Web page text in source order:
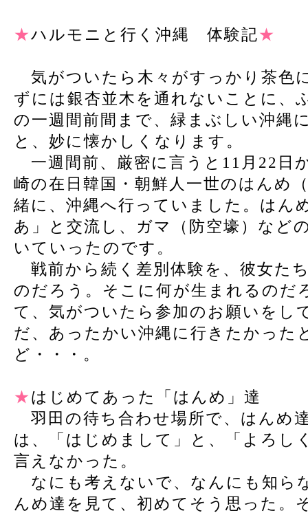
★ハルモニと行く沖縄 体験記★
気がついたら木々がすっかり茶色
ずには銀杏並木を通れないことに、
の一週間前間まで、緑まぶしい沖縄
と、妙に懐かしくなります。
一週間前、厳密に言うと11月22日
崎の在日韓国・朝鮮人一世のはんめ
緒に、沖縄へ行っていました。はん
あ」と交流し、ガマ（防空壕）など
いていったのです。
戦前から続く差別体験を、彼女た
のだろう。そこに何が生まれるのだ
て、気がついたら参加のお願いをし
だ、あったかい沖縄に行きたかった
ど・・・。
★ はじめてあった「はんめ」達
羽田の待ち合わせ場所で、はんめ
は、「はじめまして」と、「よろし
言えなかった。
なにも考えないで、なんにも知ら
んめ達を見て、初めてそう思った。